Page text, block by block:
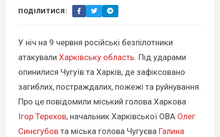
ПОДІЛИТИСЯ:
У ніч на 9 червня російські безпілотники
атакували Харківську область. Під ударами
опинилися Чугуїв та Харків, де зафіксовано
загиблих, постраждалих, пожежі та руйнування.
Про це повідомили міський голова Харкова
Ігор Терехов, начальник Харківської ОВА Олег
Синєгубов та міська голова Чугуєва Галина